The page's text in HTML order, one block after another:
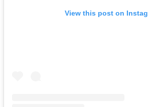
View this post on